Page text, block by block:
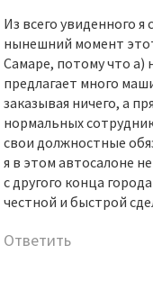
Из всего увиденного
нынешний момент
Самаре, потому что
предлагает много
заказывая ничего, а
нормальных
свои должностные
я в этом автосалоне
с другого конца
честной и быстрой
Ответить